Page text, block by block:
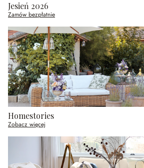
Jesień 2026
Zamów bezpłatnie
Homestories
Zobacz więcej